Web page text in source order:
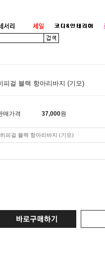
피걸 블랙 항아리바지 (기모)
매가격 37,000원
히피걸 블랙 항아리바지 (기모)